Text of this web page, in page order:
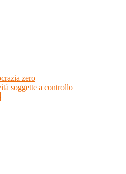
zero
soggette a controllo